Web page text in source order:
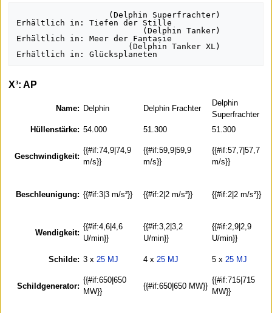
Erhältlich in: Tiefen der Stille
Erhältlich in: Meer der Fantasie
X³: AP
Name: Delphin Delphin Frachter
Delphin
Superfrachter
Hüllenstärke: 54.000 51.300 51.300
Geschwindigkeit:
{{#if:74,9|74,9
m/s}}
{{#if:59,9|59,9
m/s}}
{{#if:57,7|57,7
m/s}}
Beschleunigung: {{#if:3|3 m/s²}} {{#if:2|2 m/s²}} {{#if:2|2 m/s²}}
Wendigkeit:
{{#if:4,6|4,6
U/min}}
{{#if:3,2|3,2
U/min}}
{{#if:2,9|2,9
U/min}}
Schilde: 3 x 25 MJ 4 x 25 MJ 5 x 25 MJ
Schildgenerator:
{{#if:650|650
MW}}
{{#if:650|650 MW}}
{{#if:715|715
MW}}